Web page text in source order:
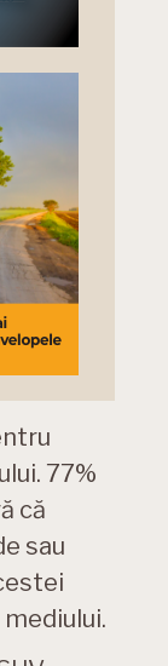
77%
că
sau